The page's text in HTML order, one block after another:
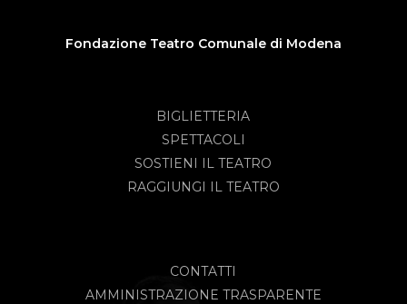
Fondazione Teatro Comunale di Modena
BIGLIETTERIA
SPETTACOLI
SOSTIENI IL TEATRO
RAGGIUNGI IL TEATRO
CONTATTI
AMMINISTRAZIONE TRASPARENTE